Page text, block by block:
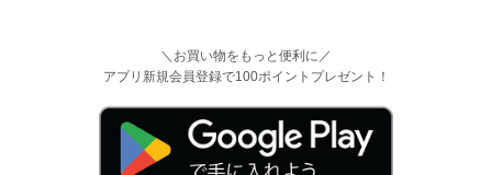
＼お買い物をもっと便利に／
アプリ新規会員登録で100ポイントプレゼント！